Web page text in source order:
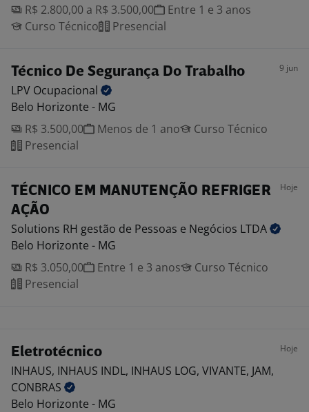
R$ 2.800,00 a R$ 3.500,00
Entre 1 e 3 anos
Curso Técnico
Presencial
Técnico De Segurança Do Trabalho 9 jun
LPV Ocupacional
Belo Horizonte - MG
R$ 3.500,00
Menos de 1 ano
Curso Técnico
Presencial
TÉCNICO EM MANUTENÇÃO REFRIGER
AÇÃO
Hoje
Solutions RH gestão de Pessoas e Negócios LTDA
Belo Horizonte - MG
R$ 3.050,00
Entre 1 e 3 anos
Curso Técnico
Presencial
Eletrotécnico Hoje
INHAUS, INHAUS INDL, INHAUS LOG, VIVANTE, JAM,
CONBRAS
Belo Horizonte - MG